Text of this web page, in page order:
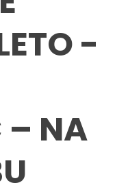
-
– NA